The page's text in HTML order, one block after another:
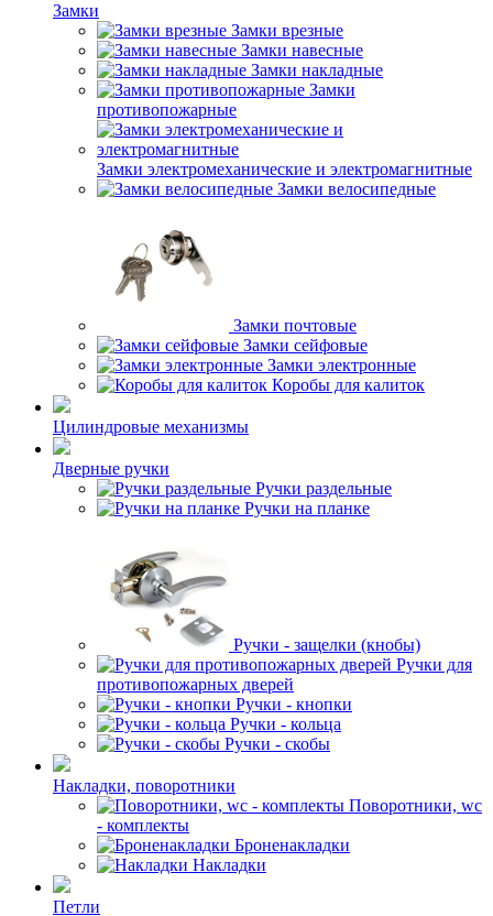
Замки
Замки врезные
Замки навесные
Замки накладные
Замки
противопожарные
Замки электромеханические и электромагнитные
Замки велосипедные
Замки почтовые
Замки сейфовые
Замки электронные
Коробы для калиток
Цилиндровые механизмы
Дверные ручки
Ручки раздельные
Ручки на планке
Ручки - защелки (кнобы)
Ручки для
противопожарных дверей
Ручки - кнопки
Ручки - кольца
Ручки - скобы
Накладки, поворотники
Поворотники, wc
- комплекты
Броненакладки
Накладки
Петли